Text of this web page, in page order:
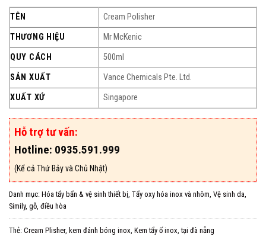
TÊN
Cream Polisher
THƯƠNG HIỆU
Mr McKenic
QUY CÁCH
500ml
SẢN XUẤT
Vance Chemicals Pte. Ltd.
XUẤT XỨ
Singapore
Hỗ trợ tư vấn:
Hotline: 0935.591.999
(Kể cả Thứ Bảy và Chủ Nhật)
Danh mục: Hóa tẩy bẩn & vệ sinh thiết bị, Tẩy oxy hóa inox và nhôm, Vệ sinh da,
Simily, gỗ, điều hòa
Thẻ: Cream Plisher, kem đánh bóng inox, Kem tẩy ố inox,tại đà nẵng